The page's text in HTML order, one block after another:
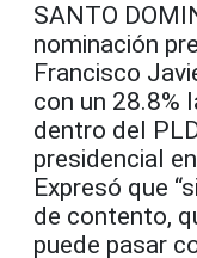
SANTO
nominación
Francisco
con un 28.8%
dentro del
presidencial
Expresó que
de contento,
puede pasar